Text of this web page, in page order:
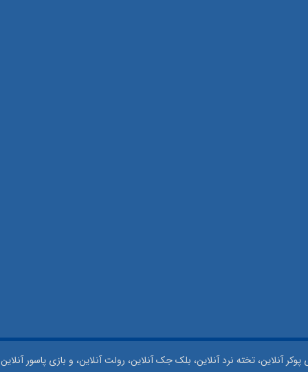
آنلاین، تخته نرد آنلاین، بلک جک آنلاین، رولت آنلاین، و بازی پاسور آنلاین